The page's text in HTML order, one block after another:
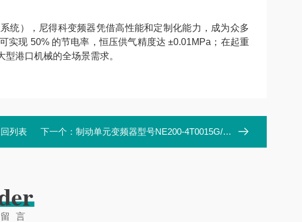
统），尼得科变频器凭借高性能和定制化能力，成为众多
实现 50% 的节电率，恒压供气精度达 ±0.01MPa；在起重
港口机械的全场景需求。
列表 下一个： 制动单元变频器型号NE200-4T0015G/0022PB
言